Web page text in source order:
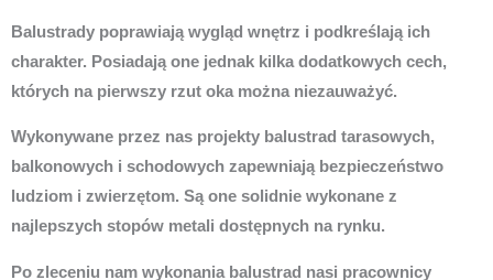
Balustrady poprawiają wygląd wnętrz i podkreślają ich
charakter. Posiadają one jednak kilka dodatkowych cech,
których na pierwszy rzut oka można niezauważyć.
Wykonywane przez nas projekty balustrad tarasowych,
balkonowych i schodowych zapewniają bezpieczeństwo
ludziom i zwierzętom. Są one solidnie wykonane z
najlepszych stopów metali dostępnych na rynku.
Po zleceniu nam wykonania balustrad nasi pracownicy